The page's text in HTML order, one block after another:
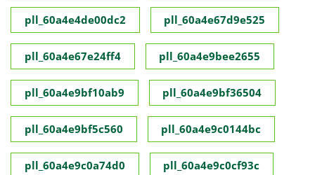
pll_60a4e4de00dc2 pll_60a4e67d9e525
pll_60a4e67e24ff4 pll_60a4e9bee2655
pll_60a4e9bf10ab9 pll_60a4e9bf36504
pll_60a4e9bf5c560 pll_60a4e9c0144bc
pll_60a4e9c0a74d0 pll_60a4e9c0cf93c